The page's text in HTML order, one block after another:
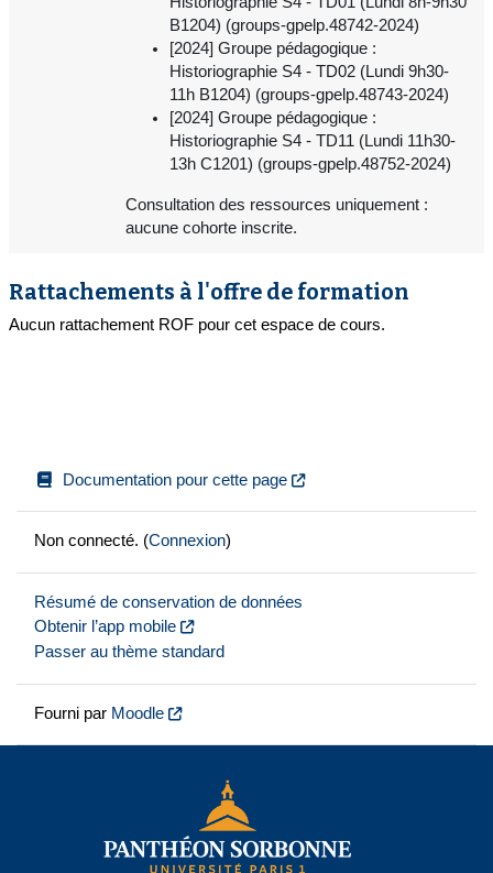
B1204) (groups-gpelp.48742-2024)
[2024] Groupe pédagogique :
Historiographie S4 - TD02 (Lundi 9h30-
11h B1204) (groups-gpelp.48743-2024)
[2024] Groupe pédagogique :
Historiographie S4 - TD11 (Lundi 11h30-
13h C1201) (groups-gpelp.48752-2024)
Consultation des ressources uniquement :
aucune cohorte inscrite.
Rattachements à l'offre de formation
Aucun rattachement ROF pour cet espace de cours.
Documentation pour cette page
Non connecté. (Connexion)
Résumé de conservation de données
Obtenir l’app mobile
Passer au thème standard
Fourni par Moodle